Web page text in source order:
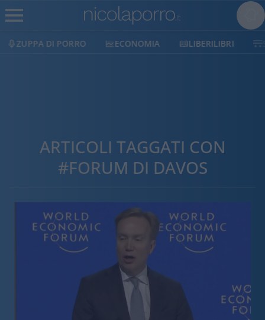
ECONOMIA LIBERILIBRI SHOP SOSTIENICI
ARTICOLI TAGGATI CON
#FORUM DI DAVOS